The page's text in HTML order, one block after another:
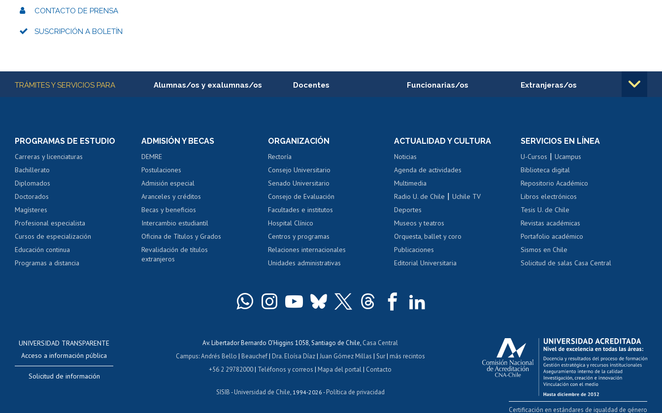
CONTACTO DE PRENSA
SUSCRIPCIÓN A BOLETÍN
Más información
TRÁMITES Y SERVICIOS PARA Alumnas/os y exalumnas/os
Servicio médico y dental
Pago de arancel y crédito alumnos
Pago de arancel y crédito exalumnos
Certificado de títulos y grados
Docentes
Perfeccionamiento
Evaluación docente
Calificación académica
Postulación al AUCAI
Funcionarias/os
Portal de movilidad interna
Certificado de renta
Certificado de renta
Extranjeras/os
Cursos de español
Mi Uchile Ayuda tecnológica Tarjeta TUI Acoso laboral, sexual y violencia Denuncias administrativas
PROGRAMAS DE ESTUDIO
Carreras y licenciaturas
Bachillerato
Diplomados
Doctorados
Magísteres
Profesional especialista
Cursos de especialización
Educación continua
Programas a distancia
ADMISIÓN Y BECAS
DEMRE
Postulaciones
Admisión especial
Aranceles y créditos
Becas y beneficios
Intercambio estudiantil
Oficina de Títulos y Grados
Revalidación de títulos
extranjeros
ORGANIZACIÓN
Rectoría
Consejo Universitario
Senado Universitario
Consejo de Evaluación
Facultades e institutos
Hospital Clínico
Centros y programas
Relaciones internacionales
Unidades administrativas
ACTUALIDAD Y CULTURA
Noticias
Agenda de actividades
Multimedia
Radio U. de Chile |Uchile TV
Deportes
Museos y teatros
Orquesta, ballet y coro
Publicaciones
Editorial Universitaria
SERVICIOS EN LÍNEA
U-Cursos |Ucampus
Biblioteca digital
Repositorio Académico
Libros electrónicos
Tesis U. de Chile
Revistas académicas
Portafolio académico
Sismos en Chile
Solicitud de salas Casa Central
UNIVERSIDAD TRANSPARENTE
Acceso a información pública
Solicitud de información
Av. Libertador Bernardo O'Higgins 1058, Santiago de Chile, Casa Central
Campus:Andrés Bello | Beauchef| Dra. Eloísa Díaz| Juan Gómez Millas | Sur| más recintos
+56 2 29782000| Teléfonos y correos |Mapa del portal| Contacto
SISIB -Universidad de Chile , 1994-2026 -Política de privacidad
Certificación en estándares de igualdad de género